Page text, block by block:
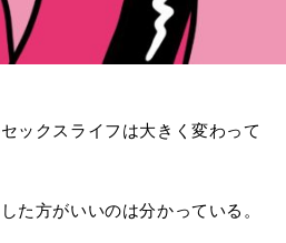
ックスライフは大きく変わって
た方がいいのは分かっている。